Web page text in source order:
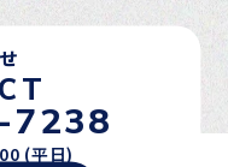
7238
(平日)